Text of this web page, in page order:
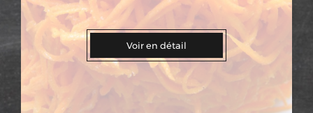
Voir en détail